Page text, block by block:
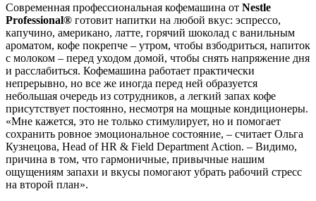
Современная профессиональная кофемашина от Nestle
Professional® готовит напитки на любой вкус: эспрессо,
капучино, американо, латте, горячий шоколад с ванильным
ароматом, кофе покрепче – утром, чтобы взбодриться, напиток
с молоком – перед уходом домой, чтобы снять напряжение дня
и расслабиться. Кофемашина работает практически
непрерывно, но все же иногда перед ней образуется
небольшая очередь из сотрудников, а легкий запах кофе
присутствует постоянно, несмотря на мощные кондиционеры.
«Мне кажется, это не только стимулирует, но и помогает
сохранить ровное эмоциональное состояние, – считает Ольга
Кузнецова, Head of HR & Field Department Action. – Видимо,
причина в том, что гармоничные, привычные нашим
ощущениям запахи и вкусы помогают убрать рабочий стресс
на второй план».